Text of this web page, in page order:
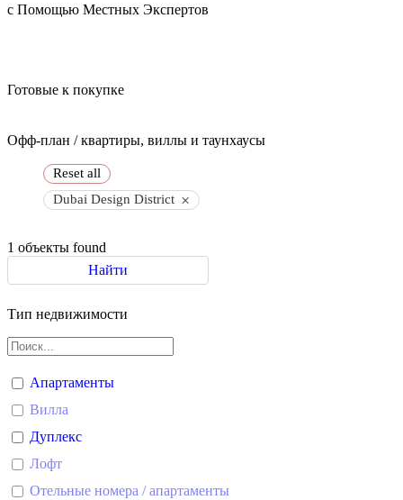
с Помощью Местных Экспертов
Готовые к покупке
Офф-план / квартиры, виллы и таунхаусы
Reset all
Dubai Design District ×
1 объекты found
Найти
Тип недвижимости
Апартаменты
Вилла
Дуплекс
Лофт
Отельные номера / апартаменты